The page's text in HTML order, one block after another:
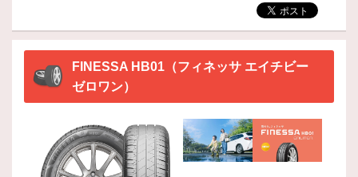
FINESSA HB01（フィネッサ エイチビー
ゼロワン）